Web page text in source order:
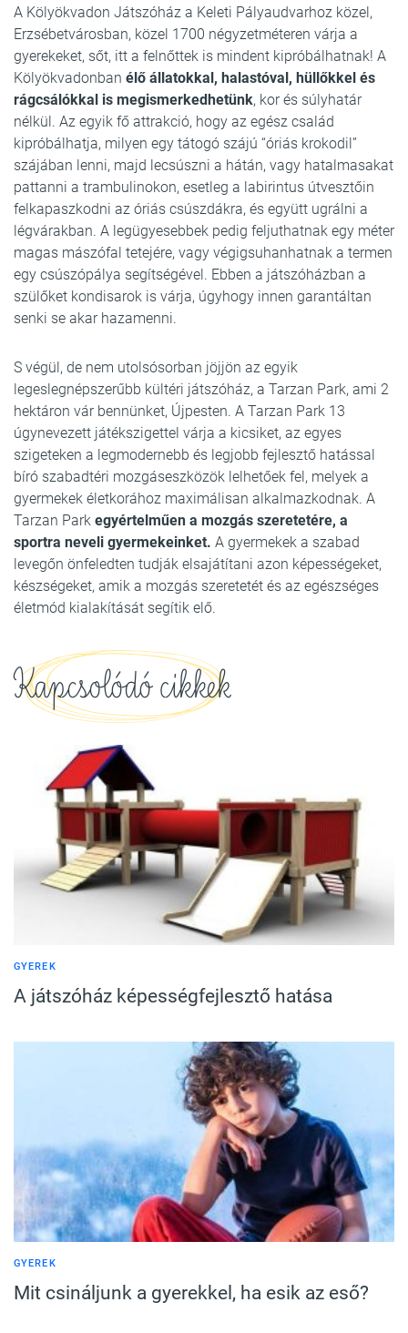
A Kölyökvadon Játszóház a Keleti Pályaudvarhoz közel,
Erzsébetvárosban, közel 1700 négyzetméteren várja a
gyerekeket, sőt, itt a felnőttek is mindent kipróbálhatnak! A
Kölyökvadonban élő állatokkal, halastóval, hüllőkkel és
rágcsálókkal is megismerkedhetünk, kor és súlyhatár
nélkül. Az egyik fő attrakció, hogy az egész család
kipróbálhatja, milyen egy tátogó szájú “óriás krokodil”
szájában lenni, majd lecsúszni a hátán, vagy hatalmasakat
pattanni a trambulinokon, esetleg a labirintus útvesztőin
felkapaszkodni az óriás csúszdákra, és együtt ugrálni a
légvárakban. A legügyesebbek pedig feljuthatnak egy méter
magas mászófal tetejére, vagy végigsuhanhatnak a termen
egy csúszópálya segítségével. Ebben a játszóházban a
szülőket kondisarok is várja, úgyhogy innen garantáltan
senki se akar hazamenni.
S végül, de nem utolsósorban jöjjön az egyik
legeslegnépszerűbb kültéri játszóház, a Tarzan Park, ami 2
hektáron vár bennünket, Újpesten. A Tarzan Park 13
úgynevezett játékszigettel várja a kicsiket, az egyes
szigeteken a legmodernebb és legjobb fejlesztő hatással
bíró szabadtéri mozgáseszközök lelhetőek fel, melyek a
gyermekek életkorához maximálisan alkalmazkodnak. A
Tarzan Park egyértelműen a mozgás szeretetére, a
sportra neveli gyermekeinket. A gyermekek a szabad
levegőn önfeledten tudják elsajátítani azon képességeket,
készségeket, amik a mozgás szeretetét és az egészséges
életmód kialakítását segítik elő.
Kapcsolódó cikkek
GYEREK
A játszóház képességfejlesztő hatása
GYEREK
Mit csináljunk a gyerekkel, ha esik az eső?